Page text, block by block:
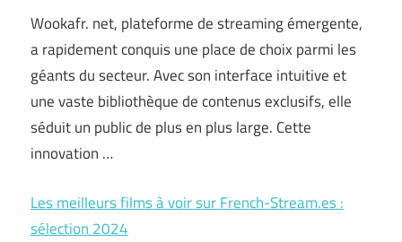
Wookafr. net, plateforme de streaming émergente,
a rapidement conquis une place de choix parmi les
géants du secteur. Avec son interface intuitive et
une vaste bibliothèque de contenus exclusifs, elle
séduit un public de plus en plus large. Cette
innovation …
Les meilleurs films à voir sur French-Stream.es :
sélection 2024